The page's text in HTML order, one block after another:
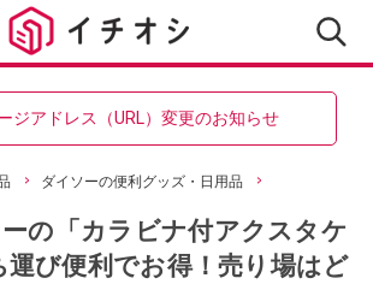
ジアドレス（URL）変更のお知らせ
ダイソーの便利グッズ・日用品
の「カラビナ付アクスタケ
運び便利でお得！売り場はど